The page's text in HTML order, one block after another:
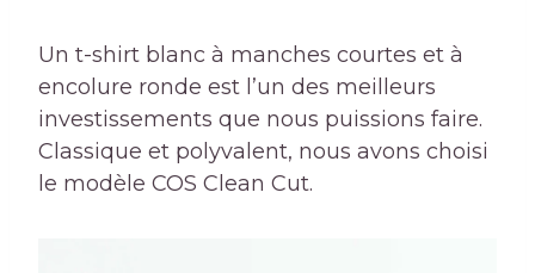
Un t-shirt blanc à manches courtes et à
encolure ronde est l’un des meilleurs
investissements que nous puissions faire.
Classique et polyvalent, nous avons choisi
le modèle COS Clean Cut.